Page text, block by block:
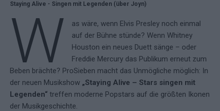
Staying Alive - Singen mit Legenden (über Joyn)
W
as wäre, wenn Elvis Presley noch einmal
auf der Bühne stünde? Wenn Whitney
Houston ein neues Duett sänge – oder
Freddie Mercury das Publikum erneut zum
Beben brächte? ProSieben macht das Unmögliche möglich: In
der neuen Musikshow „Staying Alive – Stars singen mit
Legenden“ treffen moderne Popstars auf die größten Ikonen
der Musikgeschichte.